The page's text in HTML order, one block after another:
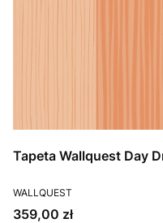
Tapeta Wallquest Day
PRODUCENT
WALLQUEST
Cena
359,00 zł